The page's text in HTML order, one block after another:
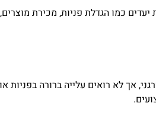
כמו הגדלת פניות, מכירת מוצרים,
אך לא רואים עלייה ברורה בפניות